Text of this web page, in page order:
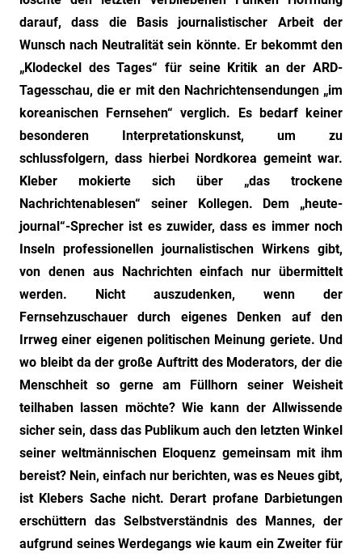
darauf, dass die Basis journalistischer Arbeit der
Wunsch nach Neutralität sein könnte. Er bekommt den
„Klodeckel des Tages“ für seine Kritik an der ARD-
Tagesschau, die er mit den Nachrichtensendungen „im
koreanischen Fernsehen“ verglich. Es bedarf keiner
besonderen Interpretationskunst, um zu
schlussfolgern, dass hierbei Nordkorea gemeint war.
Kleber mokierte sich über „das trockene
Nachrichtenablesen“ seiner Kollegen. Dem „heute-
journal“-Sprecher ist es zuwider, dass es immer noch
Inseln professionellen journalistischen Wirkens gibt,
von denen aus Nachrichten einfach nur übermittelt
werden. Nicht auszudenken, wenn der
Fernsehzuschauer durch eigenes Denken auf den
Irrweg einer eigenen politischen Meinung geriete. Und
wo bleibt da der große Auftritt des Moderators, der die
Menschheit so gerne am Füllhorn seiner Weisheit
teilhaben lassen möchte? Wie kann der Allwissende
sicher sein, dass das Publikum auch den letzten Winkel
seiner weltmännischen Eloquenz gemeinsam mit ihm
bereist? Nein, einfach nur berichten, was es Neues gibt,
ist Klebers Sache nicht. Derart profane Darbietungen
erschüttern das Selbstverständnis des Mannes, der
aufgrund seines Werdegangs wie kaum ein Zweiter für